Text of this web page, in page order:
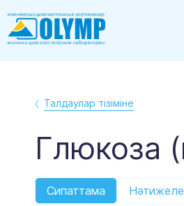
Талдаулар тізіміне
Глюкоза
Сипаттама